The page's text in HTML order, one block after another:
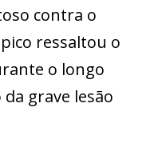
contra o
ressaltou o
o longo
grave lesão